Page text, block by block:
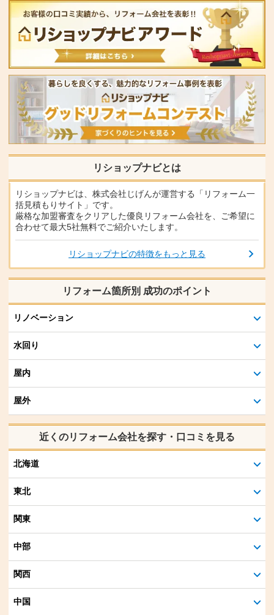
リショップナビとは
リショップナビは、株式会社じげんが運営する「リフォーム一
括見積もりサイト」です。
厳格な加盟審査をクリアした優良リフォーム会社を、ご希望に
合わせて最大5社無料でご紹介いたします。
リショップナビの特徴をもっと見る
リフォーム箇所別 成功のポイント
リノベーション
水回り
屋内
屋外
近くのリフォーム会社を探す・口コミを見る
北海道
東北
関東
中部
関西
中国